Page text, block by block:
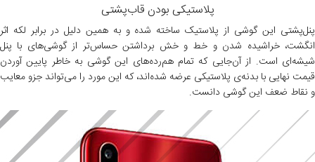
پلاستیکی بودن قاب‌پشتی
پنل‌پشتی این گوشی از پلاستیک ساخته شده و به همین دلیل در برابر لکه اثر
انگشت، خراشیده شدن و خط‌ و خش برداشتن حساس‌تر از گوشی‌های با پنل
شیشه‌ای است. از آن‌جایی که تمام هم‌رده‌های این گوشی به خاطر پایین آوردن
قیمت نهایی با بدنه‌ی پلاستیکی عرضه شده‌اند، که این مورد را می‌تواند جزو معایب
و نقاط ضعف این گوشی دانست.